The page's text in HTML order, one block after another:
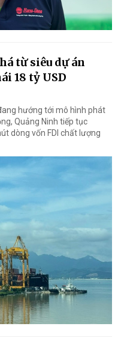
từ siêu dự án
18 tỷ USD
hướng tới mô hình phát
Quảng Ninh tiếp tục
dòng vốn FDI chất lượng